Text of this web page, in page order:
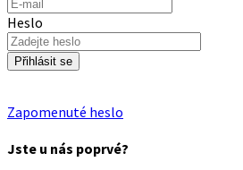
Heslo
Přihlásit se
Zapomenuté heslo
Jste u nás poprvé?